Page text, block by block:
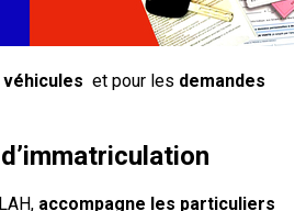
et pour les demandes
accompagne les particuliers